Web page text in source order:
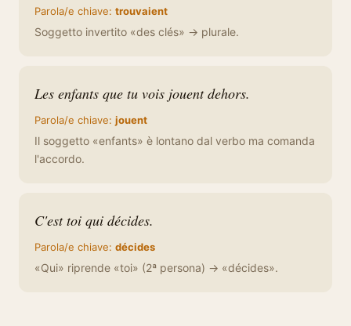
Parola/e chiave: trouvaient
Soggetto invertito «des clés» → plurale.
Les enfants que tu vois jouent dehors.
Parola/e chiave: jouent
Il soggetto «enfants» è lontano dal verbo ma comanda
l'accordo.
C'est toi qui décides.
Parola/e chiave: décides
«Qui» riprende «toi» (2ª persona) → «décides».